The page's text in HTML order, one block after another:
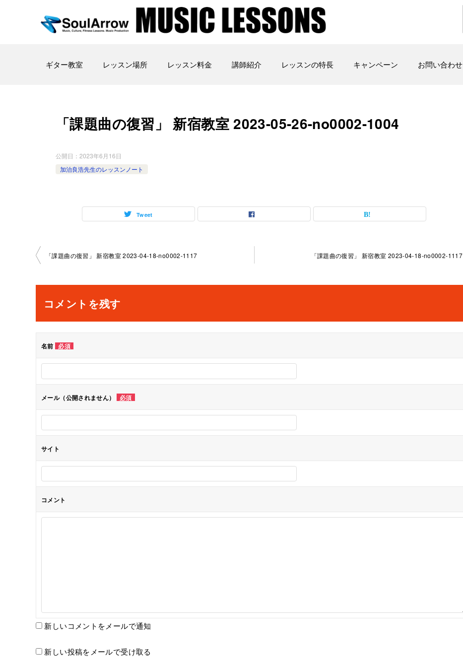
ギター教室 レッスン場所 レッスン料金 講師紹介 レッスンの特長 キャンペーン お問い合わせ
「課題曲の復習」 新宿教室 2023-05-26-no0002-1004
公開日： 2023年6月16日
加治良浩先生のレッスンノート
Tweet
投
ナ
ビ
ゲ
ー
シ
ョ
「課題曲の復習」 新宿教室 2023-04-18-no0002-1117 「課題曲の復習」 新宿教室 2023-04-18-no0002-1117
コメントを残す
名前 必須
メール（公開されません） 必須
サイト
コメント
新しいコメントをメールで通知
新しい投稿をメールで受け取る